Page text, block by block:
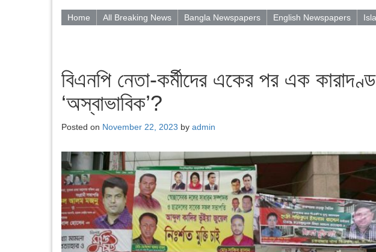
Home All Breaking News Bangla Newspapers English Newspapers
বিএনপি নেতা-কর্মীদের একের পর এক
‘অস্বাভাবিক’?
Posted on November 22, 2023 by admin